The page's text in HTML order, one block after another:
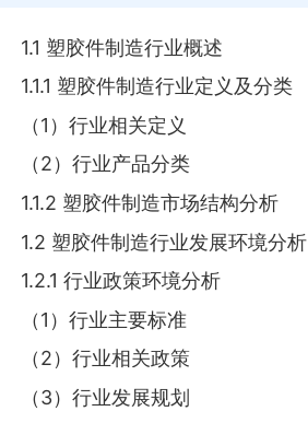
1.1 塑胶件制造行业概述
1.1.1 塑胶件制造行业定义及分类
（1）行业相关定义
（2）行业产品分类
1.1.2 塑胶件制造市场结构分析
1.2 塑胶件制造行业发展环境分析
1.2.1 行业政策环境分析
（1）行业主要标准
（2）行业相关政策
（3）行业发展规划